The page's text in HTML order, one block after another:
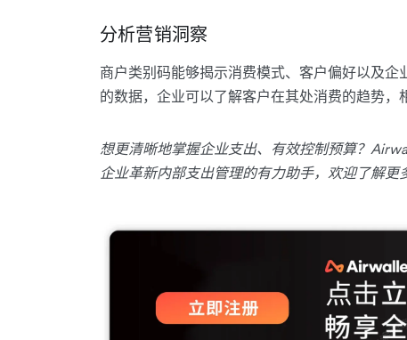
分析营销洞察
商户类别码能够揭示消费模式、客户偏好以及
的数据，企业可以了解客户在其处消费的趋势，
想更清晰地掌握企业支出、有效控制预算？
企业革新内部支出管理的有力助手，欢迎了解更